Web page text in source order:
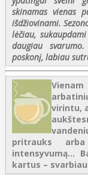
skinamas vienas
išdžiovinami.
lėčiau,
daugiau
poskonį, labiau
virintu,
pritrauks
intensyvumą...
kartus –